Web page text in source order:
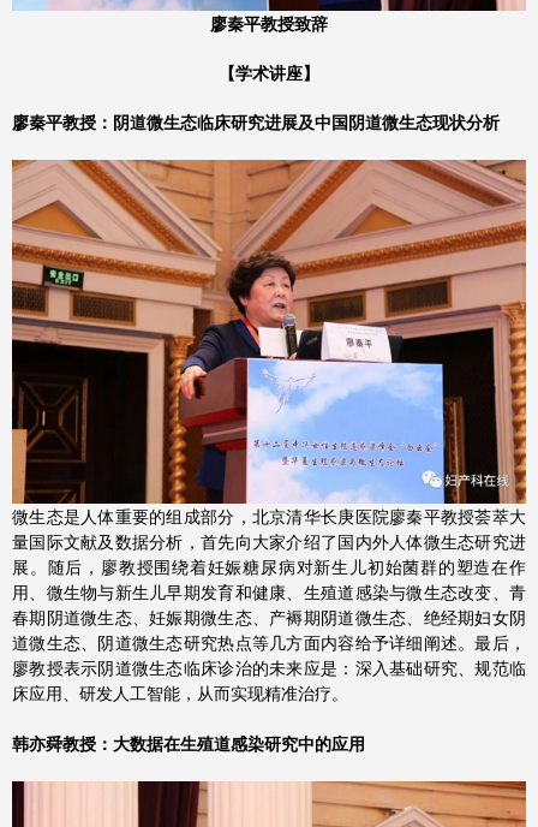
廖秦平教授致辞
【学术讲座】
廖秦平教授：阴道微生态临床研究进展及中国阴道微生态现状分析
微生态是人体重要的组成部分，北京清华长庚医院廖秦平教授荟萃大
量国际文献及数据分析，首先向大家介绍了国内外人体微生态研究进
展。随后，廖教授围绕着妊娠糖尿病对新生儿初始菌群的塑造在作
用、微生物与新生儿早期发育和健康、生殖道感染与微生态改变、青
春期阴道微生态、妊娠期微生态、产褥期阴道微生态、绝经期妇女阴
道微生态、阴道微生态研究热点等几方面内容给予详细阐述。最后，
廖教授表示阴道微生态临床诊治的未来应是：深入基础研究、规范临
床应用、研发人工智能，从而实现精准治疗。
韩亦舜教授：大数据在生殖道感染研究中的应用